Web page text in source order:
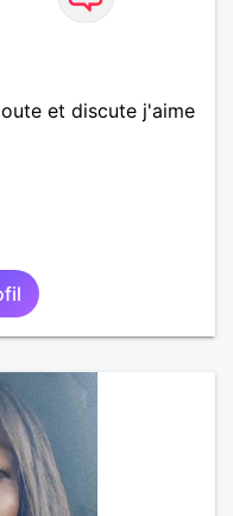
et discute j'aime